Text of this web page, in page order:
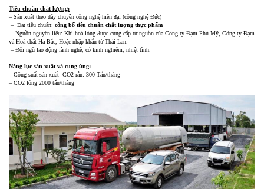
Tiêu chuẩn chất lượng:
– Sản xuất theo dây chuyền công nghệ hiên đại (công nghệ Đức)
– Đạt tiêu chuẩn: công bố tiêu chuẩn chất lượng thực phẩm
– Nguồn nguyên liệu: Khí hoá lỏng được cung cấp từ nguồn của Công ty Đạm Phú Mỹ, Công ty Đạm
và Hoá chất Hà Bắc, Hoặc nhập khẩu từ Thái Lan.
– Đội ngũ lao động lành nghề, có kinh nghiệm, nhiệt tình.
Năng lực sản xuất và cung ứng:
– Công suất sản xuất CO2 rắn: 300 Tấn/tháng
– CO2 lỏng 2000 tấn/tháng